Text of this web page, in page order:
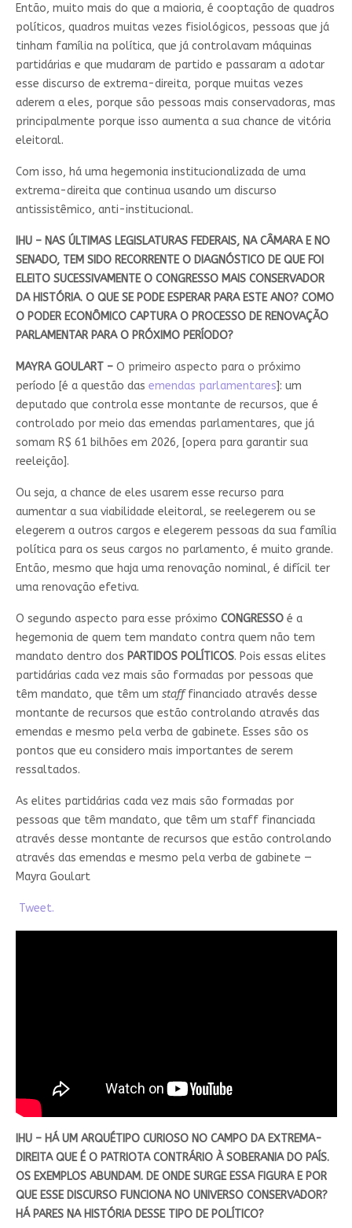
Então, muito mais do que a maioria, é cooptação de quadros
políticos, quadros muitas vezes fisiológicos, pessoas que já
tinham família na política, que já controlavam máquinas
partidárias e que mudaram de partido e passaram a adotar
esse discurso de extrema-direita, porque muitas vezes
aderem a eles, porque são pessoas mais conservadoras, mas
principalmente porque isso aumenta a sua chance de vitória
eleitoral.
Com isso, há uma hegemonia institucionalizada de uma
extrema-direita que continua usando um discurso
antissistêmico, anti-institucional.
IHU – NAS ÚLTIMAS LEGISLATURAS FEDERAIS, NA CÂMARA E NO
SENADO, TEM SIDO RECORRENTE O DIAGNÓSTICO DE QUE FOI
ELEITO SUCESSIVAMENTE O CONGRESSO MAIS CONSERVADOR
DA HISTÓRIA. O QUE SE PODE ESPERAR PARA ESTE ANO? COMO
O PODER ECONÔMICO CAPTURA O PROCESSO DE RENOVAÇÃO
PARLAMENTAR PARA O PRÓXIMO PERÍODO?
MAYRA GOULART –O primeiro aspecto para o próximo
período [é a questão das emendas parlamentares]: um
deputado que controla esse montante de recursos, que é
controlado por meio das emendas parlamentares, que já
somam R$ 61 bilhões em 2026, [opera para garantir sua
reeleição].
Ou seja, a chance de eles usarem esse recurso para
aumentar a sua viabilidade eleitoral, se reelegerem ou se
elegerem a outros cargos e elegerem pessoas da sua família
política para os seus cargos no parlamento, é muito grande.
Então, mesmo que haja uma renovação nominal, é difícil ter
uma renovação efetiva.
O segundo aspecto para esse próximo CONGRESSOé a
hegemonia de quem tem mandato contra quem não tem
mandato dentro dos PARTIDOS POLÍTICOS. Pois essas elites
partidárias cada vez mais são formadas por pessoas que
têm mandato, que têm um stafffinanciado através desse
montante de recursos que estão controlando através das
emendas e mesmo pela verba de gabinete. Esses são os
pontos que eu considero mais importantes de serem
ressaltados.
As elites partidárias cada vez mais são formadas por
pessoas que têm mandato, que têm um staff financiada
através desse montante de recursos que estão controlando
através das emendas e mesmo pela verba de gabinete —
Mayra Goulart
Tweet.
IHU – HÁ UM ARQUÉTIPO CURIOSO NO CAMPO DA EXTREMA-
DIREITA QUE É O PATRIOTA CONTRÁRIO À SOBERANIA DO PAÍS.
OS EXEMPLOS ABUNDAM. DE ONDE SURGE ESSA FIGURA E POR
QUE ESSE DISCURSO FUNCIONA NO UNIVERSO CONSERVADOR?
HÁ PARES NA HISTÓRIA DESSE TIPO DE POLÍTICO?